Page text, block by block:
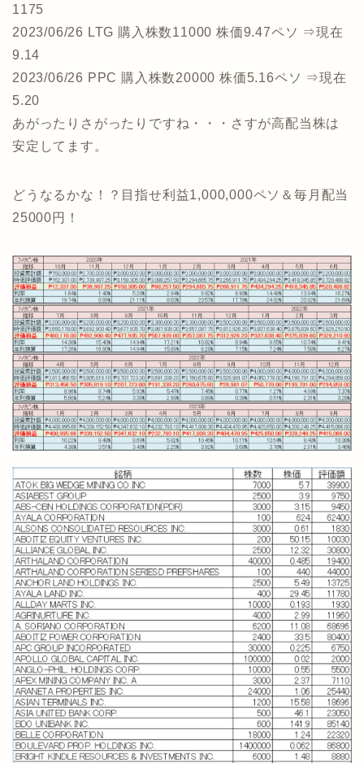
1175
2023/06/26 LTG 購入株数11000 株価9.47ペソ ⇒現在
9.14
2023/06/26 PPC 購入株数20000 株価5.16ペソ ⇒現在
5.20
あがったりさがったりですね・・・さすが高配当株は
安定してます。
どうなるかな！？目指せ利益1,000,000ペソ＆毎月配当
25000円！